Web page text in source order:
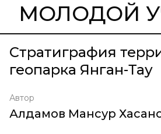
МОЛОДОЙ
Стратиграфия
геопарка Янган-Тау
Автор
Алдамов Мансур